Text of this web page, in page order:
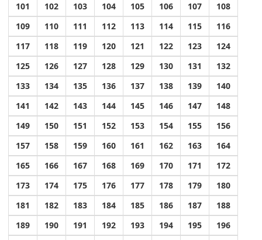
101
102 103 104 105 106 107
108
109
110 111 112 113 114 115
116
117
118 119 120 121 122 123
124
125
126 127 128 129 130 131
132
133
134 135 136 137 138 139
140
141
142 143 144 145 146 147
148
149
150 151 152 153 154 155
156
157
158 159 160 161 162 163
164
165
166 167 168 169 170 171
172
173
174 175 176 177 178 179
180
181
182 183 184 185 186 187
188
189
190 191 192 193 194 195
196